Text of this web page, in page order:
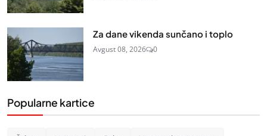
Za dane vikenda sunčano i toplo
Avgust 08, 2026 0
Popularne kartice